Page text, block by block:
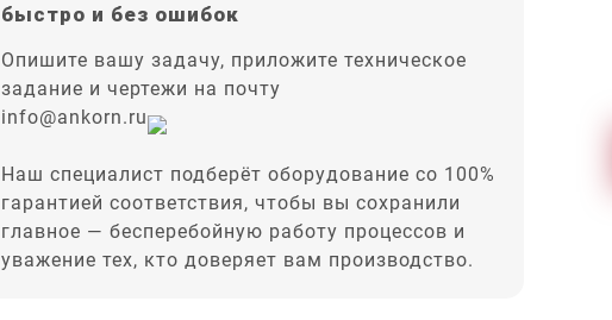
быстро и без ошибок
Опишите вашу задачу, приложите техническое
задание и чертежи на почту
info@ankorn.ru
Наш специалист подберёт оборудование со 100%
гарантией соответствия, чтобы вы сохранили
главное — бесперебойную работу процессов и
уважение тех, кто доверяет вам производство.